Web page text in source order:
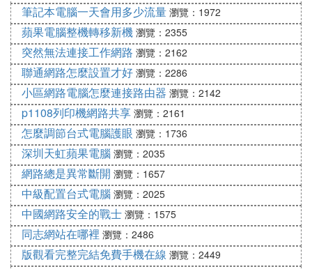
(6)為什麼電視首頁網路異常擴展閱讀：
由於引起網路速度慢的原因非常多，如網路環路、廣
播風暴、流量佔用、P2P下載、病毒等等，在遭遇網
速慢時，我們如何才能很快的找到問題根源呢，通過
科來網路分析系統抓包分析，是一個較好的解決方
法。我的個人看法是首先可以通過專家診斷視圖看是
否有比較明顯的故障，如ARP掃描或欺騙；
如果是比較隱性的故障信息，那麼可以在端點視圖下
查看IP流量、網路連接、發送/接收數據包等是否有異
常，如果發現有可疑主機，定位該主機，對其會話、
矩陣、數據包進行具體分析，是很快可以找到故障原
因的。
在此，還想說一下科來的節點瀏覽器，個人感覺這是
筆記本電腦一天會用多少流量 瀏覽：1972
蘋果電腦整機轉移新機 瀏覽：2355
突然無法連接工作網路 瀏覽：2162
聯通網路怎麼設置才好 瀏覽：2286
小區網路電腦怎麼連接路由器 瀏覽：2142
p1108列印機網路共享 瀏覽：2161
怎麼調節台式電腦護眼 瀏覽：1736
深圳天虹蘋果電腦 瀏覽：2035
網路總是異常斷開 瀏覽：1657
中級配置台式電腦 瀏覽：2025
中國網路安全的戰士 瀏覽：1575
同志網站在哪裡 瀏覽：2486
版觀看完整完結免費手機在線 瀏覽：2449